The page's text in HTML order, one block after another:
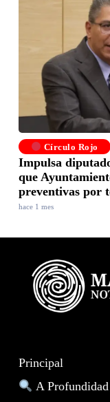
Círculo Rojo
Impulsa
que
preventivas por
hace 1 mes
Principal
A Profundidad